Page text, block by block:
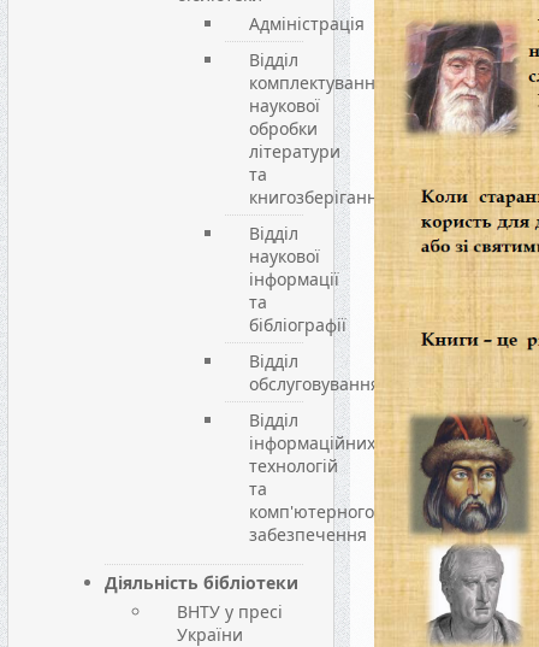
Адміністрація
Відділ
комплектування,
наукової
обробки
літератури
та
книгозберігання
Відділ
наукової
інформації
та
бібліографії
Відділ
обслуговування
Відділ
інформаційних
технологій
та
комп'ютерного
забезпечення
Діяльність бібліотеки
ВНТУ у пресі
України